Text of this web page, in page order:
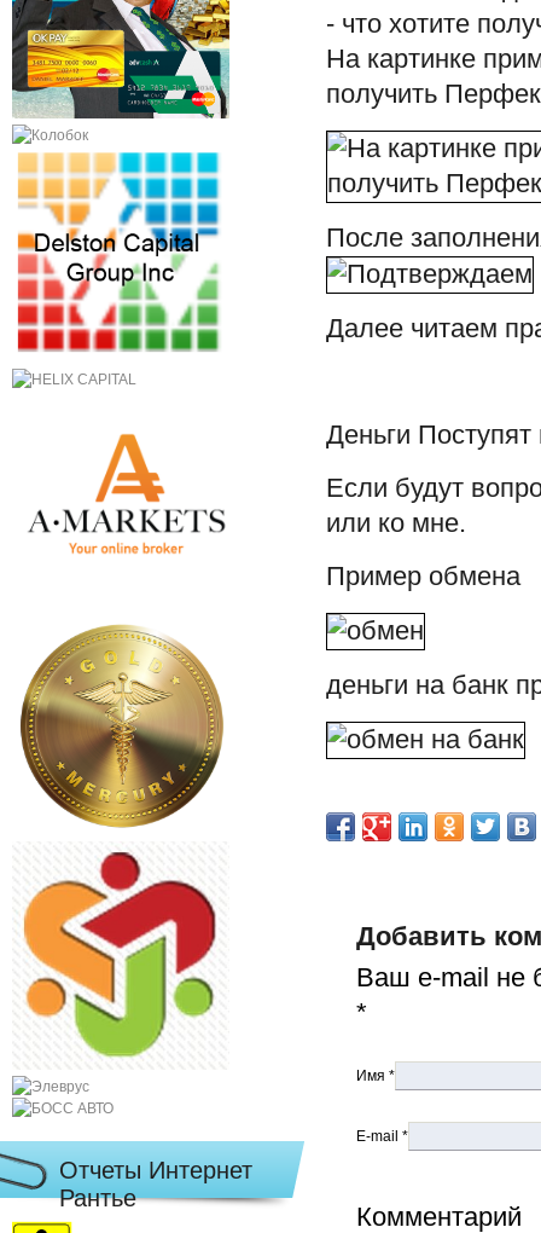
Отчеты Интернет
Рантье
- что хотите
На картинке
получить
После
Далее читаем
Деньги
Если будут
или ко мне.
Пример обмена
деньги на банк
Добавить
Ваш e-mail не
*
Имя *
E-mail *
Комментарий